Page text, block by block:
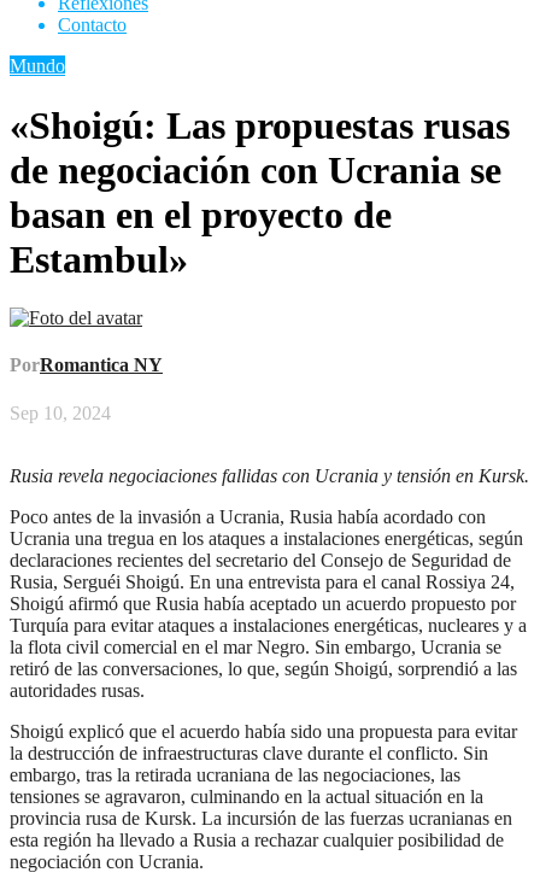
Contacto
Mundo
«Shoigú: Las propuestas rusas
de negociación con Ucrania se
basan en el proyecto de
Estambul»
PorRomantica NY
Sep 10, 2024
Rusia revela negociaciones fallidas con Ucrania y tensión en Kursk.
Poco antes de la invasión a Ucrania, Rusia había acordado con
Ucrania una tregua en los ataques a instalaciones energéticas, según
declaraciones recientes del secretario del Consejo de Seguridad de
Rusia, Serguéi Shoigú. En una entrevista para el canal Rossiya 24,
Shoigú afirmó que Rusia había aceptado un acuerdo propuesto por
Turquía para evitar ataques a instalaciones energéticas, nucleares y a
la flota civil comercial en el mar Negro. Sin embargo, Ucrania se
retiró de las conversaciones, lo que, según Shoigú, sorprendió a las
autoridades rusas.
Shoigú explicó que el acuerdo había sido una propuesta para evitar
la destrucción de infraestructuras clave durante el conflicto. Sin
embargo, tras la retirada ucraniana de las negociaciones, las
tensiones se agravaron, culminando en la actual situación en la
provincia rusa de Kursk. La incursión de las fuerzas ucranianas en
esta región ha llevado a Rusia a rechazar cualquier posibilidad de
negociación con Ucrania.